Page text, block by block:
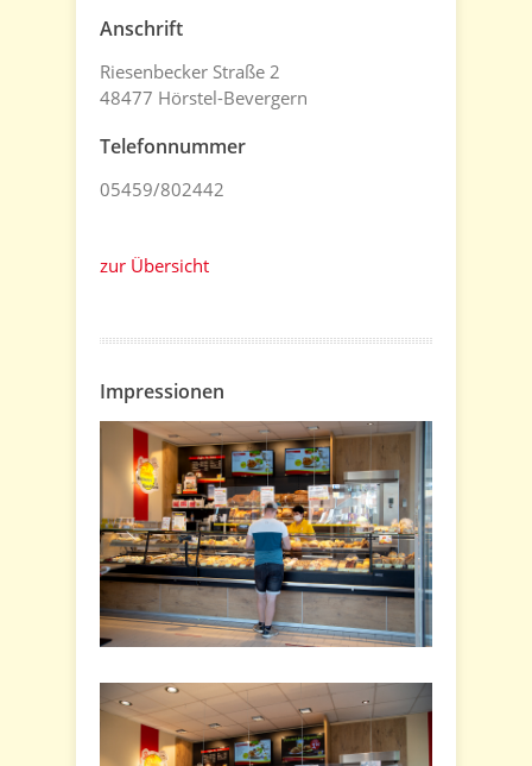
Anschrift
Riesenbecker Straße 2
48477 Hörstel-Bevergern
Telefonnummer
05459/802442
zur Übersicht
Impressionen